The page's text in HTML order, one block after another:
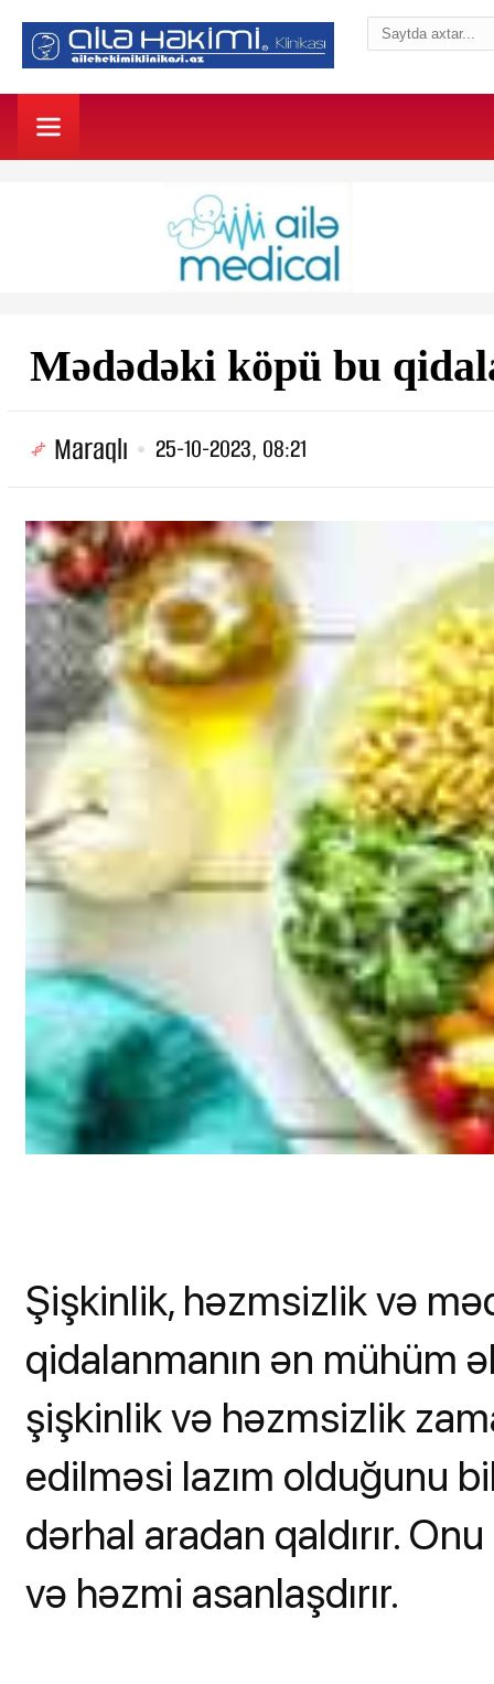
Mədədəki köpü bu
Maraqlı 25-10-2023, 08:21
Şişkinlik, həzmsizlik və
qidalanmanın ən mühüm
şişkinlik və həzmsizlik
edilməsi lazım olduğunu
dərhal aradan qaldırır.
və həzmi asanlaşdırır.